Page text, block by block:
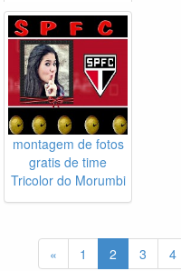
montagem de fotos
gratis de time
Tricolor do Morumbi
« 1 2 3 4